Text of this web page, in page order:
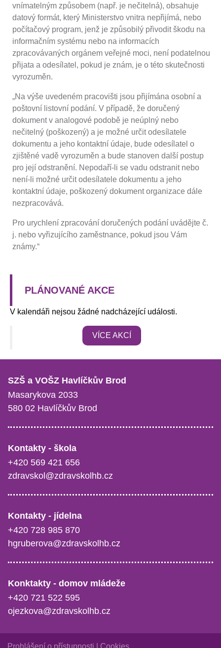
vnímatelným způsobem (např. je nečitelná), obsahuje
datový formát, který Ministerstvo vnitra nepřijímá, nebo
počítačový program, jenž je způsobilý přivodit škodu na
informačním systému nebo na informacích
zpracovávaných orgánem veřejné moci, není podatelnou
přijata a odesílatel, pokud je znám, je o této skutečnosti
vyrozuměn.
„Na výše uvedeném pracovišti jsou přijímána osobní a
poštovní listovní podání. V případě, že doručený
dokument v analogové podobě je neúplný nebo
nečitelný (poškozený) a je možné určit odesílatele
dokumentu a jeho kontaktní údaje, bude odesílatel o
zjištěné vadě vyrozuměn a bude stanoven další postup
pro její odstranění. Nepodaří-li se vadu odstranit nebo
není-li možné určit odesílatele dokumentu a jeho
kontaktní údaje, poškozený dokument organizace dále
nezpracovává.
Pro urychlení zpracování doručených podání uvádějte č.
j. nebo vyřizujícího zaměstnance, pokud jsou Vám
známy.“
PLÁNOVANÉ AKCE
V kalendáři nejsou žádné nadcházející události.
VÍCE AKCÍ
SZŠ a VOŠZ Havlíčkův Brod
Masarykova 2033
580 02 Havlíčkův Brod
Kontakty - škola
+420 569 421 656
zdravskol@zdravskolhb.cz
Kontakty - jídelna
+420 728 985 870
hgruberova@zdravskolhb.cz
Konktakty - domov mládeže
+420 721 522 595
ojezkova@zdravskolhb.cz